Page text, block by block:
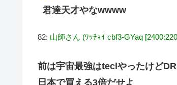
君達天才やなwwww
82: 山師さん (ﾜｯﾁｮｲ cbf3-GYaq
前は宇宙最強はteclやったけど
日本で買える3倍だせよ